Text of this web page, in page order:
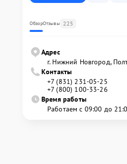
ОбзорОтзывы 225
Адрес
г. Нижний Новгород,
Контакты
+7 (831) 231-05-25
+7 (800) 100-33-26
Время работы
Работаем с 09:00 до